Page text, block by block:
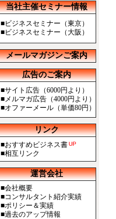
当社主催セミナー情報
■ビジネスセミナー（東京）
■ビジネスセミナー（大阪）
メールマガジンご案内
広告のご案内
■サイト広告（6000円より）
■メルマガ広告（4000円より）
■オファーメール（単価80円）
リンク
■おすすめビジネス書
■相互リンク
運営会社
■会社概要
■コンサルタント紹介実績
■ポリシー＆実績
■過去のアップ情報